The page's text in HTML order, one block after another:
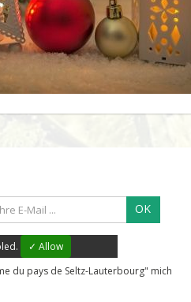
OK
✓ Allow
du pays de Seltz-Lauterbourg" mich